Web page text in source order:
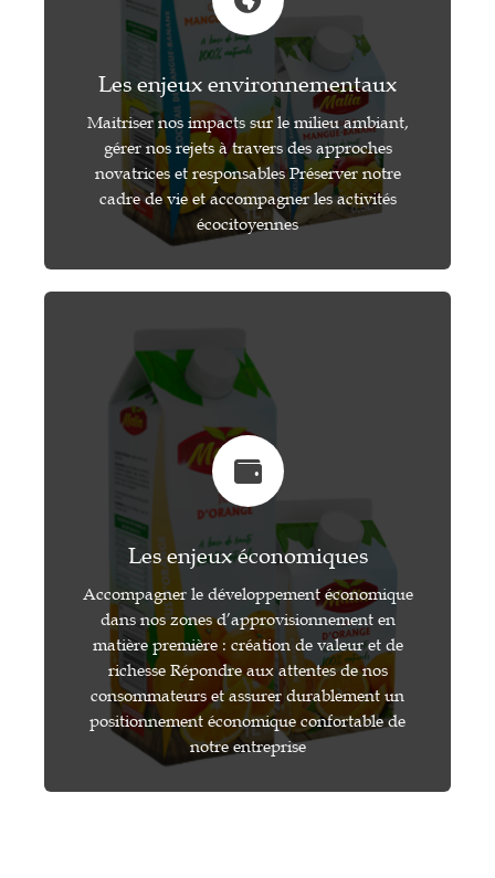
Les enjeux environnementaux
Maitriser nos impacts sur le milieu ambiant,
gérer nos rejets à travers des approches
novatrices et responsables Préserver notre
cadre de vie et accompagner les activités
écocitoyennes
Les enjeux économiques
Accompagner le développement économique
dans nos zones d’approvisionnement en
matière première : création de valeur et de
richesse Répondre aux attentes de nos
consommateurs et assurer durablement un
positionnement économique confortable de
notre entreprise